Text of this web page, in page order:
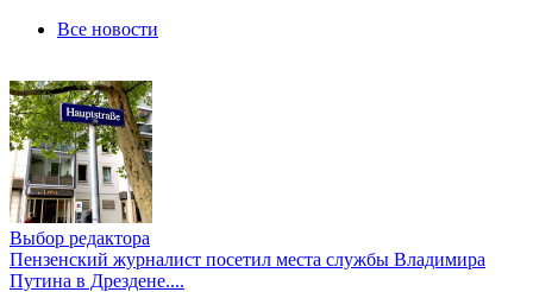
Все новости
Выбор редактора
Пензенский журналист посетил места службы Владимира
Путина в Дрездене....